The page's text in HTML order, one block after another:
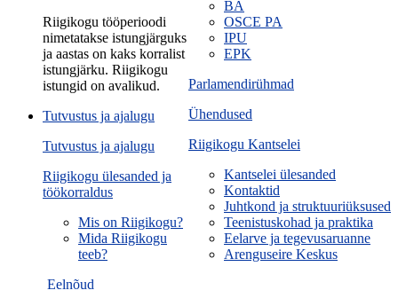
BA
OSCE PA
IPU
EPK
Parlamendirühmad
Ühendused
Riigikogu Kantselei
Kantselei ülesanded
Kontaktid
Juhtkond ja struktuuriüksused
Teenistuskohad ja praktika
Eelarve ja tegevusaruanne
Arenguseire Keskus
Riigikogu tööperioodi
nimetatakse istungjärguks
ja aastas on kaks korralist
istungjärku. Riigikogu
istungid on avalikud.
Eelnõud
Tutvustus ja ajalugu
Tutvustus ja ajalugu
Riigikogu ülesanded ja
töökorraldus
Mis on Riigikogu?
Mida Riigikogu
teeb?